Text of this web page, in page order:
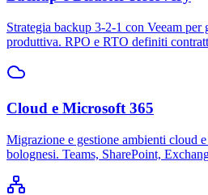
Strategia backup 3-2-1 con Veeam per
produttiva. RPO e RTO definiti
Cloud e Microsoft 365
Migrazione e gestione ambienti cloud
bolognesi. Teams, SharePoint,